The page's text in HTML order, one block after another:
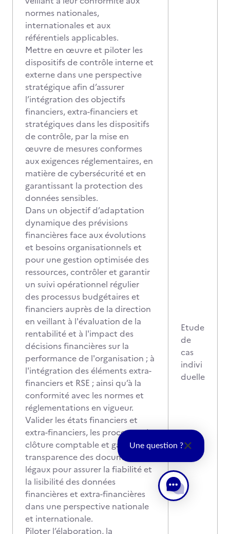
normes nationales,
internationales et aux
référentiels applicables.
Mettre en œuvre et piloter les
dispositifs de contrôle interne et
externe dans une perspective
stratégique afin d’assurer
l’intégration des objectifs
financiers, extra-financiers et
stratégiques dans les dispositifs
de contrôle, par la mise en
œuvre de mesures conformes
aux exigences réglementaires, en
matière de cybersécurité et en
garantissant la protection des
données sensibles.
Dans un objectif d’adaptation
dynamique des prévisions
financières face aux évolutions
et besoins organisationnels et
pour une gestion optimisée des
ressources, contrôler et garantir
un suivi opérationnel régulier
des processus budgétaires et
financiers auprès de la direction
en veillant à l'évaluation de la
rentabilité et à l'impact des
décisions financières sur la
performance de l'organisation ; à
l'intégration des éléments extra-
financiers et RSE ; ainsi qu’à la
conformité avec les normes et
réglementations en vigueur.
Valider les états financiers et
extra-financiers, les processus de
clôture comptable et garantir la
transparence des documents
légaux pour assurer la fiabilité et
la lisibilité des données
financières et extra-financières
dans une perspective nationale
et internationale.
Piloter l’élaboration, la
Etude
de
cas
indivi
duelle
Une question ?